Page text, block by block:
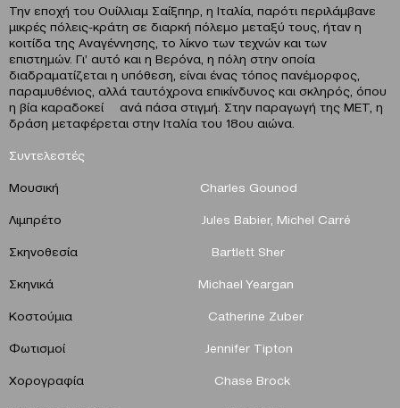
Την εποχή του Ουίλλιαμ Σαίξπηρ, η Ιταλία, παρότι περιλάμβανε
μικρές πόλεις-κράτη σε διαρκή πόλεμο μεταξύ τους, ήταν η
κοιτίδα της Αναγέννησης, το λίκνο των τεχνών και των
επιστημών. Γι’ αυτό και η Βερόνα, η πόλη στην οποία
διαδραματίζεται η υπόθεση, είναι ένας τόπος πανέμορφος,
παραμυθένιος, αλλά ταυτόχρονα επικίνδυνος και σκληρός, όπου
η βία καραδοκεί ανά πάσα στιγμή. Στην παραγωγή της ΜET, η
δράση μεταφέρεται στην Ιταλία του 18ου αιώνα.
Συντελεστές
Mουσική Charles Gounod
Λιμπρέτο
Jules Babier, Michel Carré
Σκηνοθεσία
Bartlett Sher
Σκηνικά
Michael Yeargan
Κοστούμια
Catherine Zuber
Φωτισμοί
Jennifer Tipton
Χορογραφία Chase Brock